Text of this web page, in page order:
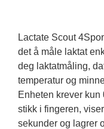
Lactate Scout
det å måle laktat
deg laktatmåling,
temperatur og
Enheten krever
stikk i fingeren,
sekunder og lagrer